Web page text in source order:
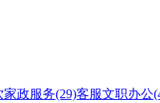
家政服务(29)客服文职办公